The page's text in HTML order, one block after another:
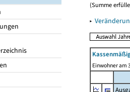
(Summe
▸
Einwohner am